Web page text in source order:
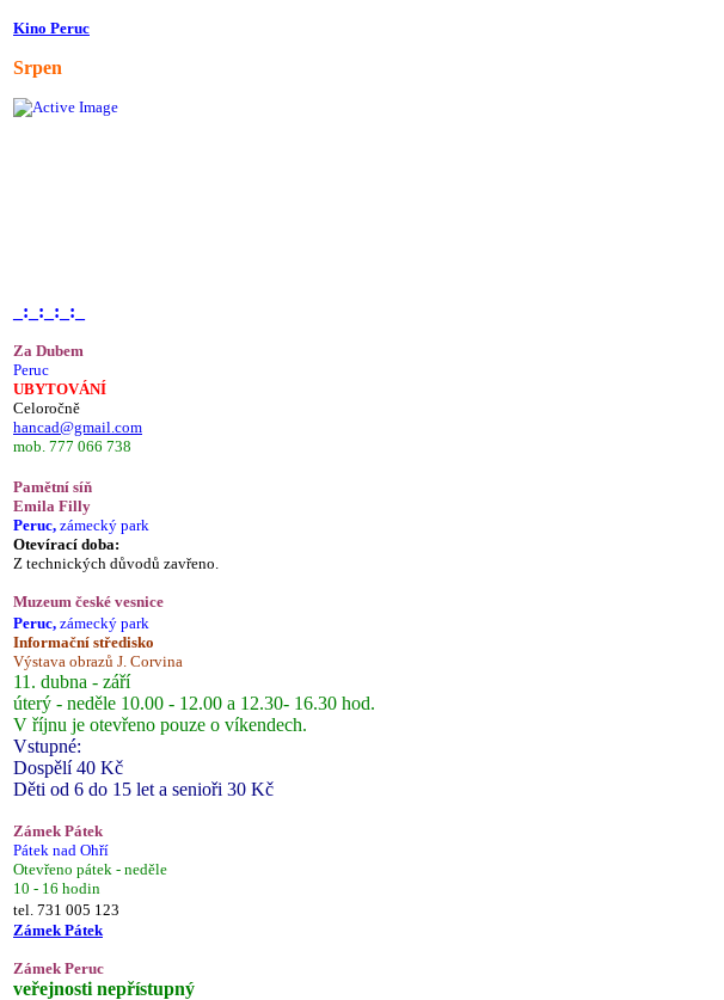
Kino Peruc
Srpen
_:_:_:_:_
Za Dubem
Peruc
UBYTOVÁNÍ
Celoročně
hancad@gmail.com
mob. 777 066 738
Pamětní síň
Emila Filly
Peruc, zámecký park
Otevírací doba:
Z technických důvodů zavřeno.
Muzeum české vesnice
Peruc, zámecký park
Informační středisko
Výstava obrazů J. Corvina
11. dubna - září
úterý - neděle 10.00 - 12.00 a 12.30- 16.30 hod.
V říjnu je otevřeno pouze o víkendech.
Vstupné:
Dospělí 40 Kč
Děti od 6 do 15 let a senioři 30 Kč
Zámek Pátek
Pátek nad Ohří
Otevřeno pátek - neděle
10 - 16 hodin
tel. 731 005 123
Zámek Pátek
Zámek Peruc
veřejnosti nepřístupný